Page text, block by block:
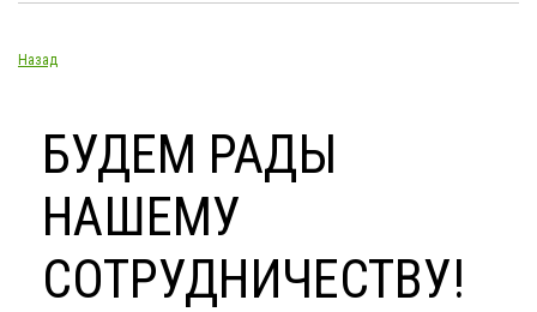
Назад
БУДЕМ РАДЫ
НАШЕМУ
СОТРУДНИЧЕСТВУ!